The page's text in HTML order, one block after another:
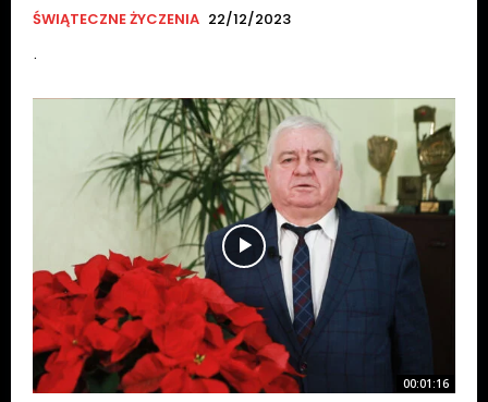
ŚWIĄTECZNE ŻYCZENIA 22/12/2023
.
00:01:16